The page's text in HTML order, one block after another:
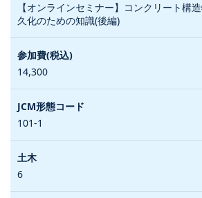
【オンラインセミナー】コンクリート構
久化のための知識(後編)
14,300
101-1
6